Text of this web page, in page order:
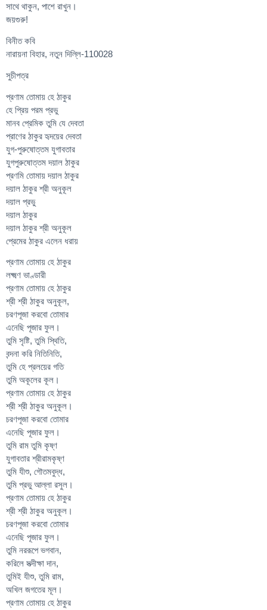
সাথে থাকুন, পাশে রাখুন।
জয়গুরু!
বিনীত কবি
নারায়না বিহার, নতুন দিল্লি-110028
সুচীপত্র
প্রণাম তোমায় হে ঠাকুর
হে প্রিয় পরম প্রভু
মানব প্রেমিক তুমি যে দেবতা
প্রাণের ঠাকুর হৃদয়ের দেবতা
যুগ-পুরুষোত্তম যুগাবতার
যুগপুরুষোত্তম দয়াল ঠাকুর
প্রণমি তোমায় দয়াল ঠাকুর
দয়াল ঠাকুর শ্রী অনুকূল
দয়াল প্রভু
দয়াল ঠাকুর
দয়াল ঠাকুর শ্রী অনুকূল
প্রেমের ঠাকুর এলেন ধরায়
প্রণাম তোমায় হে ঠাকুর
লক্ষ্মণ ভাণ্ডারী
প্রণাম তোমায় হে ঠাকুর
শ্রী শ্রী ঠাকুর অনুকূল,
চরণপূজা করবো তোমার
এনেছি পূজার ফুল।
তুমি সৃষ্টি, তুমি স্থিতি,
বন্দনা করি নিতিনিতি,
তুমি হে প্রলয়ের গতি
তুমি অকূলের কূল।
প্রণাম তোমায় হে ঠাকুর
শ্রী শ্রী ঠাকুর অনুকূল।
চরণপূজা করবো তোমার
এনেছি পূজার ফুল।
তুমি রাম তুমি কৃষ্ণ
যুগাবতার শ্রীরামকৃষ্ণ
তুমি যীশু, গৌতমবুদ্ধ,
তুমি প্রভু আল্লা রসুল।
প্রণাম তোমায় হে ঠাকুর
শ্রী শ্রী ঠাকুর অনুকূল।
চরণপূজা করবো তোমার
এনেছি পূজার ফুল।
তুমি নররূপে ভগবান,
করিলে সত্দীক্ষা দান,
তুমিই যীশু, তুমি রাম,
অখিল জগতের মূল।
প্রণাম তোমায় হে ঠাকুর